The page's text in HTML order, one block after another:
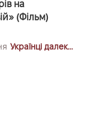
на
(Фільм)
Українці далеко